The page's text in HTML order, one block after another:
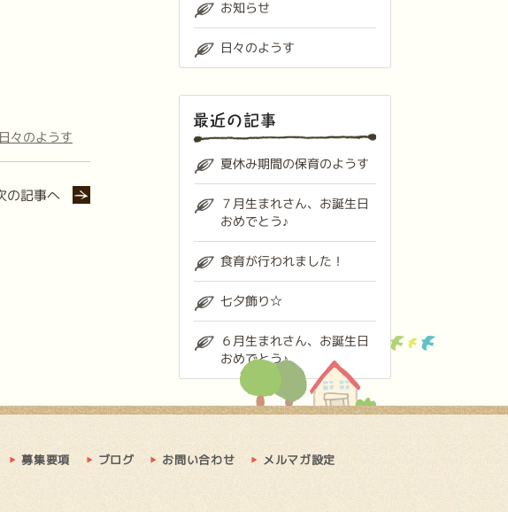
日々のようす
の記事へ
お知らせ
日々のようす
夏休み期間の保育のようす
７月生まれさん、お誕生日
おめでとう♪
食育が行われました！
七夕飾り☆
６月生まれさん、お誕生日
おめでとう♪
募集要項 ブログ お問い合わせ メルマガ設定